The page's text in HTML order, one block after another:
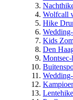
Wolfcall
Hike
Kids
Den